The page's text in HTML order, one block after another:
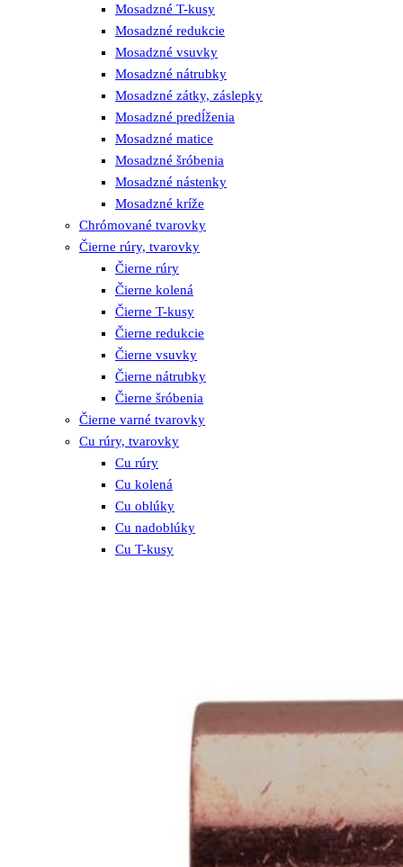
Mosadzné T-kusy
Mosadzné redukcie
Mosadzné vsuvky
Mosadzné nátrubky
Mosadzné zátky, záslepky
Mosadzné predĺženia
Mosadzné matice
Mosadzné šróbenia
Mosadzné nástenky
Mosadzné kríže
Chrómované tvarovky
Čierne rúry, tvarovky
Čierne rúry
Čierne kolená
Čierne T-kusy
Čierne redukcie
Čierne vsuvky
Čierne nátrubky
Čierne šróbenia
Čierne varné tvarovky
Cu rúry, tvarovky
Cu rúry
Cu kolená
Cu oblúky
Cu nadoblúky
Cu T-kusy